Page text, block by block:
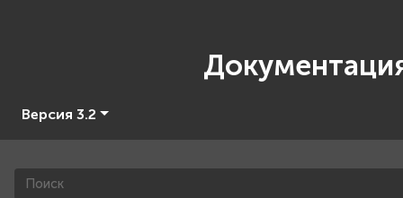
Версия 3.2